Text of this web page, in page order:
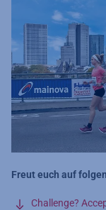
Freut euch auf
Challenge?